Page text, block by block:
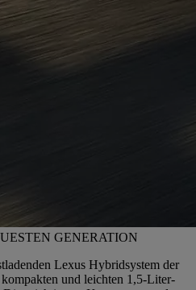
GENERATION
Lexus Hybridsystem der
und leichten 1,5-Liter-